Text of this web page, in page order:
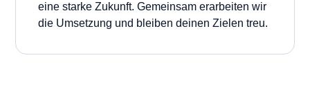
eine starke Zukunft. Gemeinsam erarbeiten wir
die Umsetzung und bleiben deinen Zielen treu.